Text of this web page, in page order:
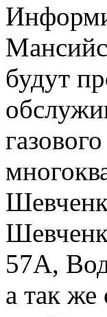
будут
57А,
а так